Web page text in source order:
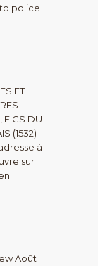
police
ET
FICS DU
(1532)
à
sur
Août